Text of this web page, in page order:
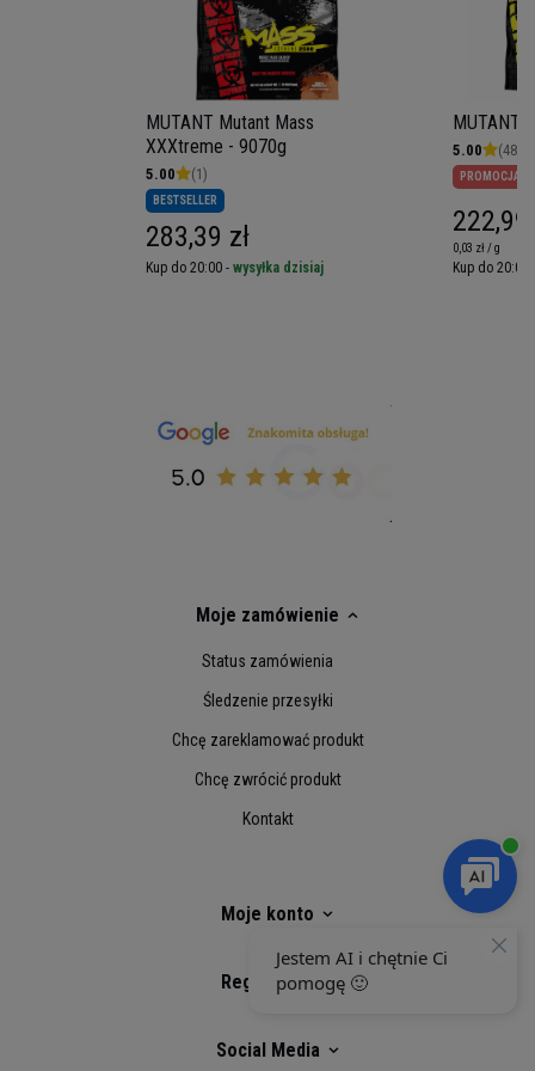
MUTANT Mutant Mass
XXXtreme - 9070g
5.00 (1)
BESTSELLER
283,39 zł
Kup do 20:00 - wysyłka dzisiaj
MUTANT
5.00 (48)
PROMOCJA
222,99
0,03 zł / g
Kup do 20:00
Moje zamówienie
Status zamówienia
Śledzenie przesyłki
Chcę zareklamować produkt
Chcę zwrócić produkt
Kontakt
Moje konto
Regulaminy
Social Media